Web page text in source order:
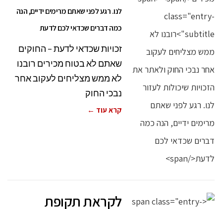
לנו. רגע לפני שאתם מרימים ידיים, הנה
כמה דברים שכדאי לכם לדעת
זכויות שכדאי לדעת – החוקים
שאתם לא בטוח מכירים רובנו
לא ממש מצליחים לעקוב אחר
נבכי החוק
קרא עוד ←
לקראת תקופת